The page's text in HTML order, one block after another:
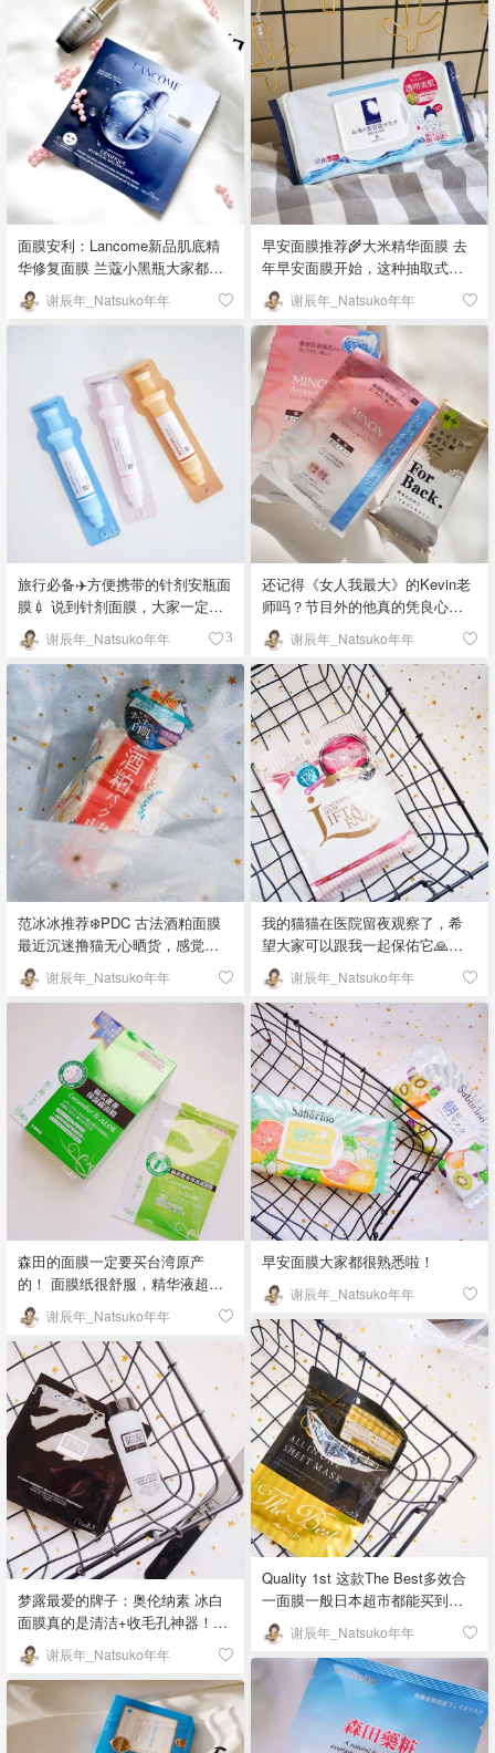
面膜安利：Lancome新品肌底精
华修复面膜 兰蔻小黑瓶大家都
熟，把黑瓶做成面膜用，效果更
好呢！推荐给大家❤️Lancome小
来特别嫩，感觉捏一下皮肤可以
掐出水💦～而且皮肤光泽感特别
棒，就超级像韩剧女主的水光
肌！ 面膜十果冻质地，QQ的，但
不用担心会撕破。我试了试，这
个面膜还是在无纺布基础上添加
了双面凝胶，一面很光滑，另一
面稍微能摸出带一些网格状～哦
对了，面膜拿出来以后有两层
把面膜敷在脸上，最后再把白色
网格拿走。敷10-20分钟就可以
啦！ ✨面膜里的精华特别多，袋
子里也很多，精华质地比较稀，
很好吸收～面膜敷完能明显感觉
到原本厚厚的嫩膜变薄啦！ ✨早
晚都可以用，这是款急救修复面
膜，一般有重要场合或者继续修
复肌肤的时候用就行，敷完的效
果基本可以保持大半天。 我作为
一枚大油皮，敷完以后不用清
洗，把残余的精华拍一拍让肌肤
吸收掉就去睡觉了！如果干皮的
话，可以再叠加一层面霜或者乳
Lancome和Dealmoon提供新品！
「该晒货来自@谢辰年_Natsuko
年年-北美省钱快报，版权归原作
者所有」
谢辰年_Natsuko年年
早安面膜推荐🌾大米精华面膜 去
年早安面膜开始，这种抽取式面
膜就流行起来啦！Po主特别喜欢
大米面膜，之前好多款大米面膜
都用了，今天推荐这款似乎很少
有人发过repo，就让我来当第一个
吃螃蟹的人吧！ MOMOTANI 桃
谷顺天馆 大米精华面膜 一看到大
米就走不动路！这款大米保湿精
华面膜中的大米精华没有添加酒
精和香料，敏感肌也可以用哦！
一包有32片，可以当作早安面膜
来用，也可以晚上睡前用。面膜
纸不是特别大，不过可以适当拉
扯到适合自己面部的大小。 敷5分
钟就差不多了，面膜拿下来以后
可以轻轻擦拭脸上多余精华，不
用再清洗了～ 我是在Mitsuwa超
市买到的！似乎网上不太能买
到，如果你们那里也有Mitsuwa，
可以去搜搜看！「该晒货来自@
谢辰年_Natsuko年年-北美省钱快
报，版权归原作者所有」
谢辰年_Natsuko年年
旅行必备✈️方便携带的针剂安瓶面
膜💉 说到针剂面膜，大家一定想
到了丽得姿。我前段时间逛Ulta的
时候发现TONYMOLY魔法森林竟
然也出了针剂面膜，而且面膜包
装就是一个针管的造型，也是用
心了2333 这款产品网上没太多资
料，国内的博主似乎都没发过
repo，反倒是Youtube有几位博主
聊了聊使用感受。 这款面膜除了
方便携带，还有就是这算是一款
安瓶精华面膜。纸张比较薄，贴
在脸上也很隐形。 我在Ulta一共
看到了三款： 💙蓝色保湿Moist：
含三重透明质酸 💖粉色美白
Bright：添加了谷胱甘肽、烟酰胺
可以使肌肤明亮起来，面部肤色
不匀之类的问题坚持使用会有所
改善。 🧡橘色紧致Lift：这个主要
是增加肌肤弹性，提供水解胶原
面膜后也不需要清洗，将剩余精
华拍一拍吸收就行啦！旅行出门
带这个，也不需要再多带那些瓶
瓶罐罐了！「该晒货来自@谢辰
年_Natsuko年年-北美省钱快报，
版权归原作者所有」
谢辰年_Natsuko年年 3
还记得《女人我最大》的Kevin老
师吗？节目外的他真的凭良心安
利！ 这款Minon面膜就是Kevin老
师安利过的，范冰冰啊林允啊都
推荐过。不过我买的这款是美白
款，没办法，我晒太黑了！ 面膜
很隐形、精华很多、敏感肌可放
心使用。日本Cosme大赏常年获
奖！这个牌子是日本第一三共研
发的，也就是我之前推荐美白丸
的制药厂，是不是更觉得安心了
呢？23333 唯一的缺点就是……
我脸太大了，面膜纸不够敷（一
个悲伤的故事） 另外那个背部祛
痘皂也是大家安利的，配合背部
刷，感觉背部痘痘真的不怎么长
了！ #面膜打卡第2天#「该晒货来
自@谢辰年_Natsuko年年-北美省
钱快报，版权归原作者所有」
谢辰年_Natsuko年年
范冰冰推荐❄️PDC 古法酒粕面膜
最近沉迷撸猫无心晒货，感觉今
儿再不打卡估计完不成任务了！
之前不能免俗的入了范冰冰推荐
的这款酒粕面膜，我感觉还是挺
值得入的。先说这个牌子，PDC
是Pola旗下的，不用担心是三无
产品啦！ 这款的功效我用完感觉
补水效果很赞，而且因为肌肤细
胞喝饱了水，自然会显得肤色亮
白清透！ 乳酪质地，可以看图4细
节，还有点儿像豆腐渣。酒香浓
郁，好涂抹～就是挺难清洗。 酒
粕里含有大量酵母、曲酸，反正
我对豆腐呀、大米呀、酒粕呀这
类产品一直挺感兴趣。小时候就
一直听说，在酒场的工人/经常淘
米的阿姨/豆腐铺的小姑娘，即使
年纪变大，手上的肌肤也是很细
嫩的！ 不过话说回来，研究了一
下成分表，这款面膜吧成分也就
挺一般，含有香精和防腐剂（这
正常，大多数都有）。❗️那我接下
来说的可能就需要注意一下，这
里有一个成分，二氧化钛。我们
小时候用的修正液主要成分就是
它😑很多人说敷完明显变白，就
是因为二氧化钛，表面着色剂，
也就是物理增白。这玩意儿素颜
霜里也有，所以不建议晚上睡前
使用！ 安全性还是有的，只是孕
妇慎用，敏感肌也慎用吧！ 一周
2-3次即可！ #面膜打卡第1天
#「该晒货来自@谢辰年_Natsuko
年年-北美省钱快报，版权归原作
者所有」
谢辰年_Natsuko年年
我的猫猫在医院留夜观察了，希
望大家可以跟我一起保佑它🙏
（本条晒货来自之前存的草稿
箱） 在日本超市随便逛的时候看
到这个牌子，很眼熟就买回来
了！粉色这款主打保湿，算是性
价比还不错的～ 面膜纸上脸比较
舒服，虽然不是那种隐形款，但
还可以接受。精华不太多但也足
够敷20分钟。 敷完建议还是清洗
一下，补水效果还可以！ #面膜打
卡第4天#「该晒货来自@谢辰年
_Natsuko年年-北美省钱快报，版
权归原作者所有」
谢辰年_Natsuko年年
森田的面膜一定要买台湾原产
的！ 面膜纸很舒服，精华液超多
啊！因为最近我皮肤特别干，美
容院的姐姐推荐这款面膜，平价
好用～ 重点是我看了成分表，一
般来说成分表最前排的是最多成
分的，越靠后则越少。很多护肤
品第一个都是water，但这款面膜
排名靠前的成分却是小黄花、丝
瓜、芦荟、胶原蛋白、玻尿酸等
有效成分！很良心呀！ 功效就是
保湿！没什么特别的香味，精华
虽多但一点儿也不闷^ - ^因为这个
爱上了这个牌子，以后有机会想
把他家面膜线全买回来试试～ #面
膜打卡第3天#「该晒货来自@谢
辰年_Natsuko年年-北美省钱快
报，版权归原作者所有」
谢辰年_Natsuko年年
早安面膜大家都很熟悉啦！
谢辰年_Natsuko年年
Quality 1st 这款The Best多效合
一面膜一般日本超市都能买到，
Amazon也可以买到，也是大容量
包装，建议隔天使用！ 无防腐
剂、无香料、无矿物油。面膜纸
稍微有些厚，这点我感觉稍有些
扣分，敷10-15分钟就好，脸上的
精华可以不用洗轻拍吸收～ 这款
谢辰年_Natsuko年年
梦露最爱的牌子：奥伦纳素 冰白
面膜真的是清洁+收毛孔神器！水
和粉记得要快速混合，手慢就干
掉啦！敷20分钟后撕开，皮肤超
级嫩鸭！效果可以维持一整天呢~
个人感觉比SK-II前男友面膜还好
用，敷完面膜就像水煮蛋一样，
谢辰年_Natsuko年年